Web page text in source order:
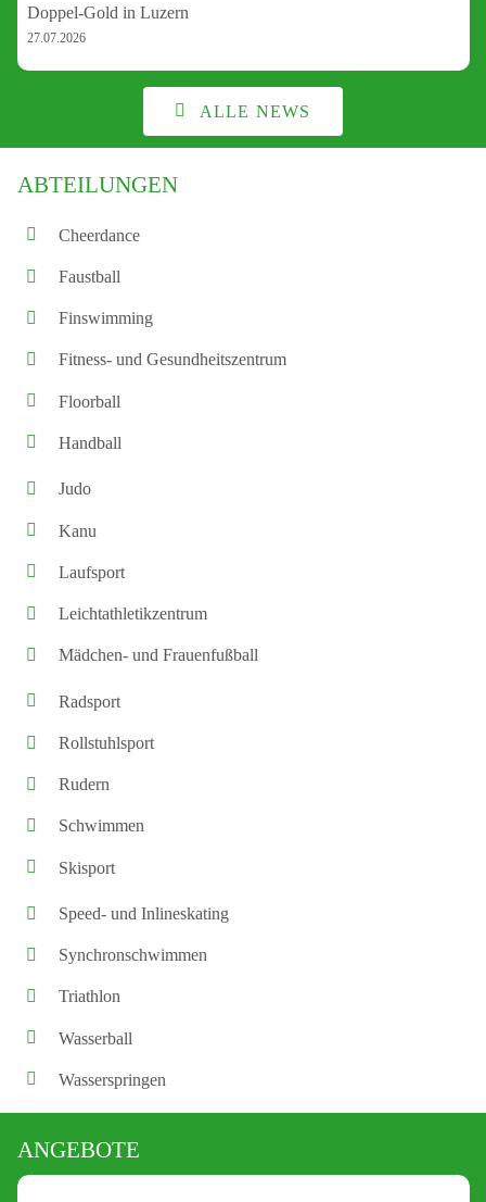
Doppel-Gold in Luzern
27.07.2026
ALLE NEWS
ABTEILUNGEN
Cheerdance
Faustball
Finswimming
Fitness- und Gesundheitszentrum
Floorball
Handball
Judo
Kanu
Laufsport
Leichtathletikzentrum
Mädchen- und Frauenfußball
Radsport
Rollstuhlsport
Rudern
Schwimmen
Skisport
Speed- und Inlineskating
Synchronschwimmen
Triathlon
Wasserball
Wasserspringen
ANGEBOTE